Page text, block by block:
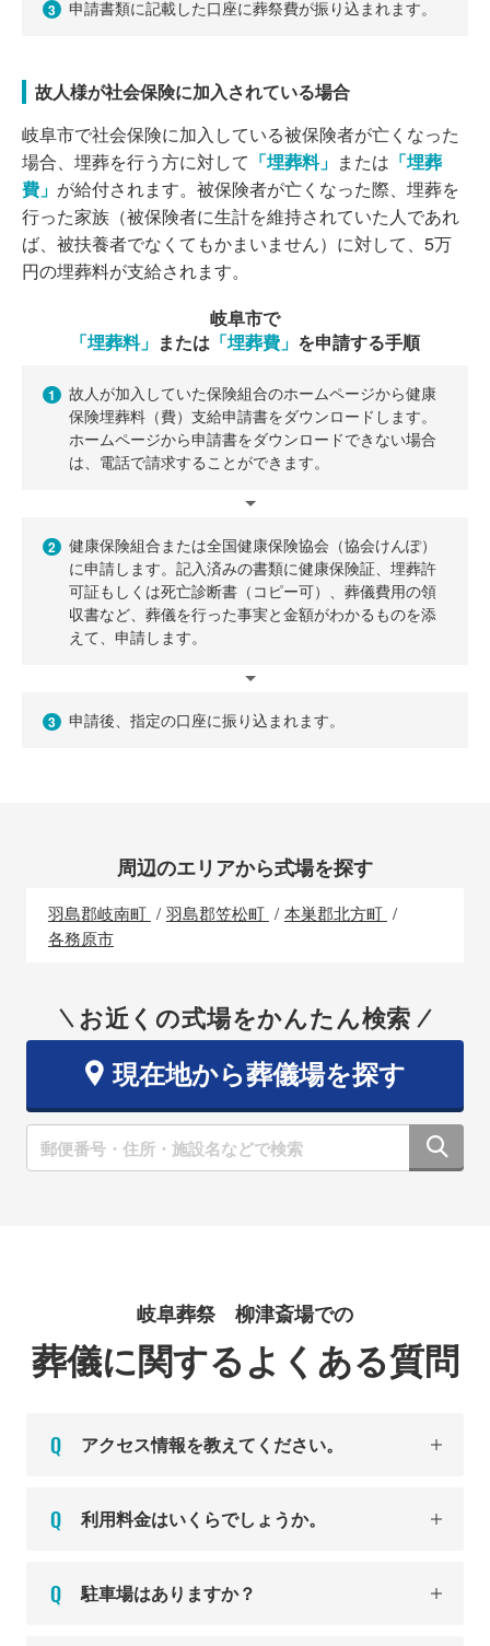
3 申請書類に記載した口座に葬祭費が振り込まれます。
故人様が社会保険に加入されている場合
岐阜市で社会保険に加入している被保険者が亡くなった
場合、埋葬を行う方に対して 「埋葬料」 または 「埋葬
費」 が給付されます。被保険者が亡くなった際、埋葬を
行った家族（被保険者に生計を維持されていた人であれ
ば、被扶養者でなくてもかまいません）に対して、5万
円の埋葬料が支給されます。
岐阜市で
「埋葬料」 または 「埋葬費」 を申請する手順
1
故人が加入していた保険組合のホームページから健康
保険埋葬料（費）支給申請書をダウンロードします。
ホームページから申請書をダウンロードできない場合
は、電話で請求することができます。
2
健康保険組合または全国健康保険協会（協会けんぽ）
に申請します。記入済みの書類に健康保険証、埋葬許
可証もしくは死亡診断書（コピー可）、葬儀費用の領
収書など、葬儀を行った事実と金額がわかるものを添
えて、申請します。
3 申請後、指定の口座に振り込まれます。
周辺のエリアから式場を探す
羽島郡岐南町 羽島郡笠松町
本巣郡北方町
各務原市
お近くの式場をかんたん検索
現在地から葬儀場を探す
岐阜葬祭 柳津斎場での
葬儀に関するよくある質問
アクセス情報を教えてください。
利用料金はいくらでしょうか。
駐車場はありますか？